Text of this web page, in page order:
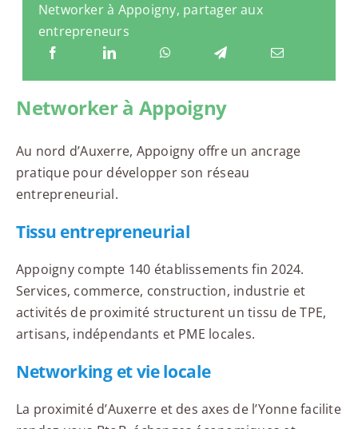
Networker à Appoigny, partager aux
entrepreneurs
Networker à Appoigny
Au nord d’Auxerre, Appoigny offre un ancrage
pratique pour développer son réseau
entrepreneurial.
Tissu entrepreneurial
Appoigny compte 140 établissements fin 2024.
Services, commerce, construction, industrie et
activités de proximité structurent un tissu de TPE,
artisans, indépendants et PME locales.
Networking et vie locale
La proximité d’Auxerre et des axes de l’Yonne facilite